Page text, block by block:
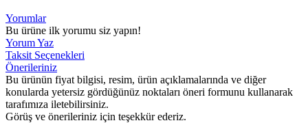
Yorumlar
Bu ürüne ilk yorumu siz yapın!
Yorum Yaz
Taksit Seçenekleri
Önerileriniz
Bu ürünün fiyat bilgisi, resim, ürün açıklamalarında ve diğer
konularda yetersiz gördüğünüz noktaları öneri formunu kullanarak
tarafımıza iletebilirsiniz.
Görüş ve önerileriniz için teşekkür ederiz.